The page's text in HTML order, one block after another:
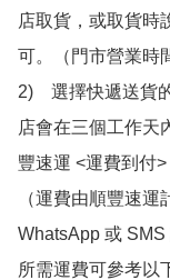
店取貨，或取貨時
可。（門市營業時
2)　選擇快遞送貨
店會在三個工作天
豐速運 <運費到付
（運費由順豐速
WhatsApp 或 SMS
所需運費可參考以